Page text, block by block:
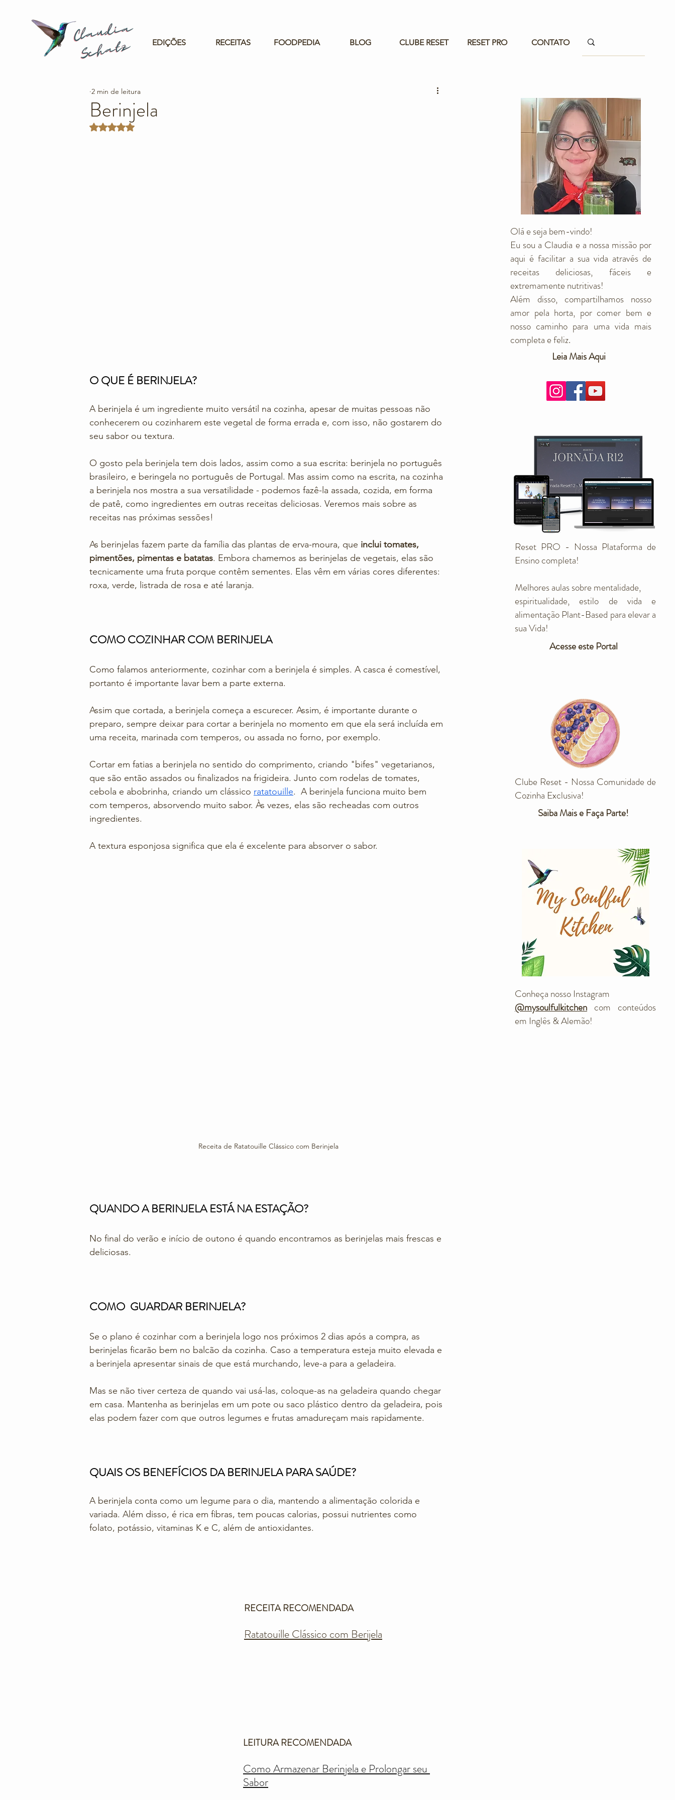
EDIÇÕES RECEITAS FOODPEDIA BLOG CLUBE RESET RESET PRO CONTATO
Berinjela
2 min de leitura
Avaliado com NaN de 5 estrelas.
O QUE É BERINJELA?
A berinjela é um ingrediente muito versátil na cozinha, apesar de muitas pessoas não
conhecerem ou cozinharem este vegetal de forma errada e, com isso, não gostarem do
seu sabor ou textura.
O gosto pela berinjela tem dois lados, assim como a sua escrita: berinjela no português
brasileiro, e beringela no português de Portugal. Mas assim como na escrita, na cozinha
a berinjela nos mostra a sua versatilidade - podemos fazê-la assada, cozida, em forma
de patê, como ingredientes em outras receitas deliciosas. Veremos mais sobre as
receitas nas próximas sessões!
As berinjelas fazem parte da família das plantas de erva-moura, que inclui tomates,
pimentões, pimentas e batatas. Embora chamemos as berinjelas de vegetais, elas são
tecnicamente uma fruta porque contêm sementes. Elas vêm em várias cores diferentes:
roxa, verde, listrada de rosa e até laranja.
COMO COZINHAR COM BERINJELA
Como falamos anteriormente, cozinhar com a berinjela é simples. A casca é comestível,
portanto é importante lavar bem a parte externa.
Assim que cortada, a berinjela começa a escurecer. Assim, é importante durante o
preparo, sempre deixar para cortar a berinjela no momento em que ela será incluída em
uma receita, marinada com temperos, ou assada no forno, por exemplo.
Cortar em fatias a berinjela no sentido do comprimento, criando "bifes" vegetarianos,
que são então assados ou finalizados na frigideira. Junto com rodelas de tomates,
cebola e abobrinha, criando um clássico ratatouille.  A berinjela funciona muito bem
com temperos, absorvendo muito sabor. Às vezes, elas são recheadas com outros
ingredientes.
A textura esponjosa significa que ela é excelente para absorver o sabor.
Receita de Ratatouille Clássico com Berinjela
QUANDO A BERINJELA ESTÁ NA ESTAÇÃO?
No final do verão e início de outono é quando encontramos as berinjelas mais frescas e
deliciosas.
COMO  GUARDAR BERINJELA?
Se o plano é cozinhar com a berinjela logo nos próximos 2 dias após a compra, as
berinjelas ficarão bem no balcão da cozinha. Caso a temperatura esteja muito elevada e
a berinjela apresentar sinais de que está murchando, leve-a para a geladeira.
Mas se não tiver certeza de quando vai usá-las, coloque-as na geladeira quando chegar
em casa. Mantenha as berinjelas em um pote ou saco plástico dentro da geladeira, pois
elas podem fazer com que outros legumes e frutas amadureçam mais rapidamente.
QUAIS OS BENEFÍCIOS DA BERINJELA PARA SAÚDE?
A berinjela conta como um legume para o dia, mantendo a alimentação colorida e
variada. Além disso, é rica em fibras, tem poucas calorias, possui nutrientes como
folato, potássio, vitaminas K e C, além de antioxidantes.
RECEITA RECOMENDADA
Ratatouille Clássico com Berijela
LEITURA RECOMENDADA
Como Armazenar Berinjela e Prolongar seu
Sabor
Olá e seja bem-vindo!
Eu sou a Claudia e a nossa missão por
aqui é facilitar a sua vida através de
receitas deliciosas, fáceis e
extremamente nutritivas!
Além disso, compartilhamos nosso
amor pela horta, por comer bem e
nosso caminho para uma vida mais
completa e feliz.
Leia Mais Aqui
Reset PRO - Nossa Plataforma de
Ensino completa!
Melhores aulas sobre mentalidade,
espiritualidade, estilo de vida e
alimentação Plant-Based para elevar a
sua Vida!
Acesse este Portal
Clube Reset - Nossa Comunidade de
Cozinha Exclusiva!
Saiba Mais e Faça Parte!
Conheça nosso Instagram
@mysoulfulkitchen com conteúdos
em Inglês & Alemão!